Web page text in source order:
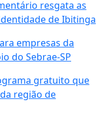
resgata as
de Ibitinga
empresas da
do Sebrae-SP
gratuito que
região de